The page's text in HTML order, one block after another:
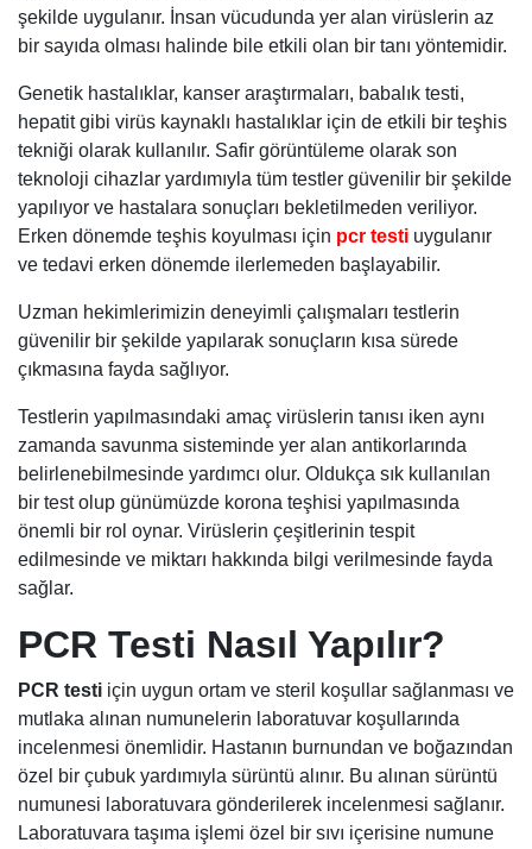
şekilde uygulanır. İnsan vücudunda yer alan virüslerin az
bir sayıda olması halinde bile etkili olan bir tanı yöntemidir.
Genetik hastalıklar, kanser araştırmaları, babalık testi,
hepatit gibi virüs kaynaklı hastalıklar için de etkili bir teşhis
tekniği olarak kullanılır. Safir görüntüleme olarak son
teknoloji cihazlar yardımıyla tüm testler güvenilir bir şekilde
yapılıyor ve hastalara sonuçları bekletilmeden veriliyor.
Erken dönemde teşhis koyulması için pcr testi uygulanır
ve tedavi erken dönemde ilerlemeden başlayabilir.
Uzman hekimlerimizin deneyimli çalışmaları testlerin
güvenilir bir şekilde yapılarak sonuçların kısa sürede
çıkmasına fayda sağlıyor.
Testlerin yapılmasındaki amaç virüslerin tanısı iken aynı
zamanda savunma sisteminde yer alan antikorlarında
belirlenebilmesinde yardımcı olur. Oldukça sık kullanılan
bir test olup günümüzde korona teşhisi yapılmasında
önemli bir rol oynar. Virüslerin çeşitlerinin tespit
edilmesinde ve miktarı hakkında bilgi verilmesinde fayda
sağlar.
PCR Testi Nasıl Yapılır?
PCR testi için uygun ortam ve steril koşullar sağlanması ve
mutlaka alınan numunelerin laboratuvar koşullarında
incelenmesi önemlidir. Hastanın burnundan ve boğazından
özel bir çubuk yardımıyla sürüntü alınır. Bu alınan sürüntü
numunesi laboratuvara gönderilerek incelenmesi sağlanır.
Laboratuvara taşıma işlemi özel bir sıvı içerisine numune